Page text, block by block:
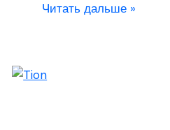
Читать дальше »